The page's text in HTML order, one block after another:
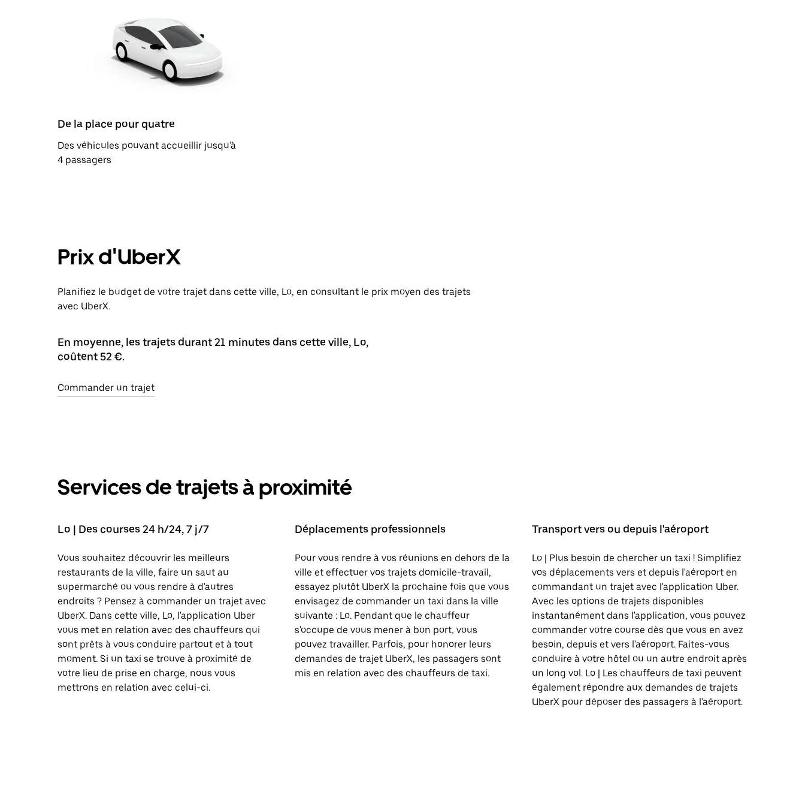
De la place pour quatre
Des véhicules pouvant accueillir jusqu'à
4 passagers
Prix d'UberX
Planifiez le budget de votre trajet dans cette ville, Lo, en consultant le prix moyen des trajets
avec UberX.
En moyenne, les trajets durant 21 minutes dans cette ville, Lo,
coûtent 52 €.
Commander un trajet
Services de trajets à proximité
Lo | Des courses 24 h/24, 7 j/7
Vous souhaitez découvrir les meilleurs
restaurants de la ville, faire un saut au
supermarché ou vous rendre à d'autres
endroits ? Pensez à commander un trajet avec
UberX. Dans cette ville, Lo, l'application Uber
vous met en relation avec des chauffeurs qui
sont prêts à vous conduire partout et à tout
moment. Si un taxi se trouve à proximité de
votre lieu de prise en charge, nous vous
mettrons en relation avec celui-ci.
Déplacements professionnels
Pour vous rendre à vos réunions en dehors de la
ville et effectuer vos trajets domicile-travail,
essayez plutôt UberX la prochaine fois que vous
envisagez de commander un taxi dans la ville
suivante : Lo. Pendant que le chauffeur
s'occupe de vous mener à bon port, vous
pouvez travailler. Parfois, pour honorer leurs
demandes de trajet UberX, les passagers sont
mis en relation avec des chauffeurs de taxi.
Transport vers ou depuis l'aéroport
Lo | Plus besoin de chercher un taxi ! Simplifiez
vos déplacements vers et depuis l'aéroport en
commandant un trajet avec l'application Uber.
Avec les options de trajets disponibles
instantanément dans l'application, vous pouvez
commander votre course dès que vous en avez
besoin, depuis et vers l'aéroport. Faites-vous
conduire à votre hôtel ou un autre endroit après
un long vol. Lo | Les chauffeurs de taxi peuvent
également répondre aux demandes de trajets
UberX pour déposer des passagers à l'aéroport.